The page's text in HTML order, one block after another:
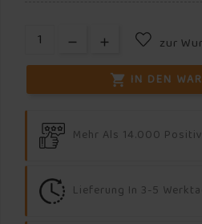
zur
 IN DEN
Mehr Als 14.000
Lieferung In 3-5